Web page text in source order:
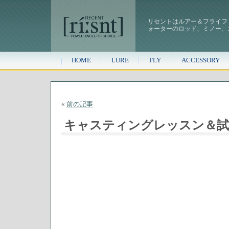
リセントはルアー＆フライ
ォーターのロッド、ミノー
HOME LURE FLY ACCESSORY
« 前の記事
キャスティングレッスン＆